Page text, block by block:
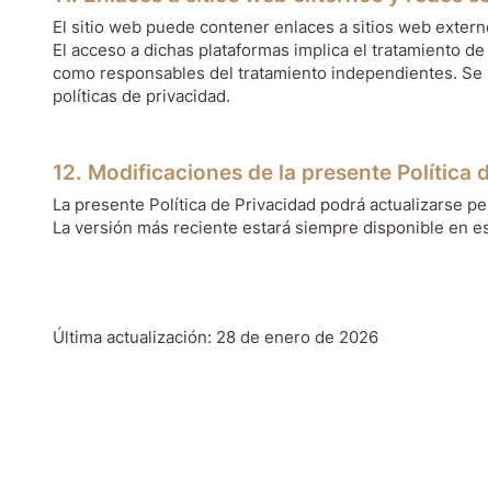
El sitio web puede contener enlaces a sitios web
El acceso a dichas plataformas implica el tratamiento
como responsables del tratamiento independientes.
políticas de privacidad.
12. Modificaciones de la presente Política
La presente Política de Privacidad podrá actualizarse
La versión más reciente estará siempre disponible en
Última actualización: 28 de enero de 2026